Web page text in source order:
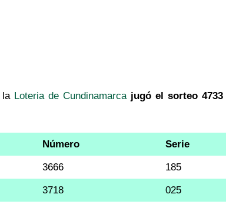
la Loteria de Cundinamarca jugó el sorteo 4733
Número Serie
3666 185
3718 025